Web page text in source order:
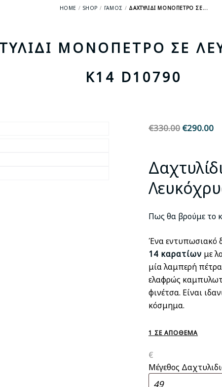
HOME SHOP ΓΆΜΟΣ ΔΑΧΤΥΛΊΔΙ ΜΟΝΌΠΕΤΡΟ ΣΕ...
ΜΟΝΌΠΕΤΡΟ ΣΕ
Κ14 D10790
€330.00 Original
€330.00.
€290.00
Πως θα βρούμε το
Ένα εντυπωσιακό
14 καρατίων με
μία λαμπερή
ελαφρώς
φινέτσα. Είναι
κόσμημα.
1 ΣΕ ΑΠΌΘΕΜΑ
€
Μέγεθος